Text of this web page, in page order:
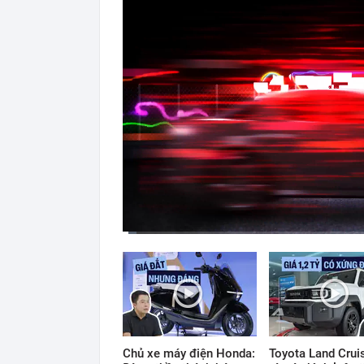
CurrentDuration
Chủ xe máy điện Honda:
Toyota Land